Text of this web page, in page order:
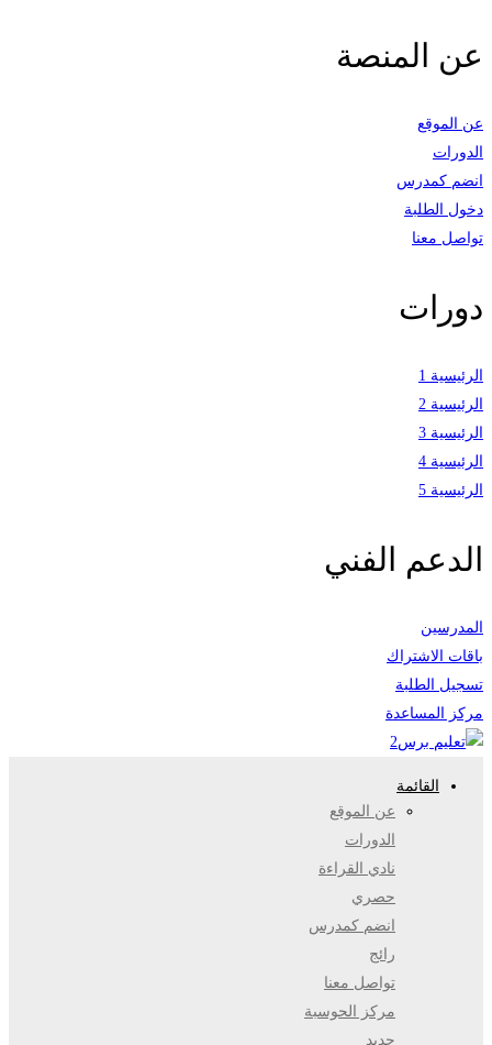
عن المنصة
عن الموقع
الدورات
انضم كمدرس
دخول الطلبة
تواصل معنا
دورات
الرئيسية 1
الرئيسية 2
الرئيسية 3
الرئيسية 4
الرئيسية 5
الدعم الفني
المدرسين
باقات الاشتراك
تسجيل الطلبة
مركز المساعدة
القائمة
عن الموقع
الدورات
نادي القراءة
حصري
انضم كمدرس
رائج
تواصل معنا
مركز الحوسبة
جديد